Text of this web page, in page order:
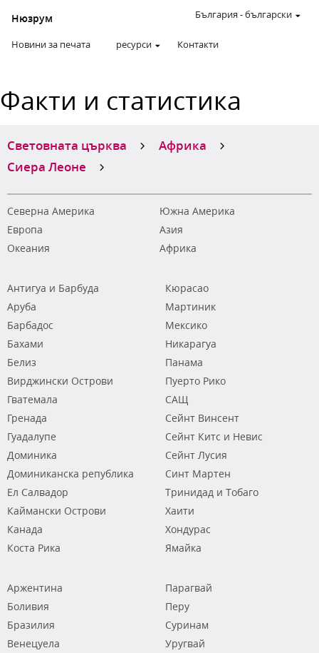
Нюзрум
Новини за печата ресурси Контакти
България -български
Факти и статистика
Световната църква
Африка
Сиера Леоне
Северна Америка
Южна Америка
Европа
Азия
Океания
Африка
Антигуа и Барбуда
Аруба
Барбадос
Бахами
Белиз
Вирджински Острови
Гватемала
Гренада
Гуадалупе
Доминика
Доминиканска република
Ел Салвадор
Каймански Острови
Канада
Коста Рика
Кюрасао
Мартиник
Мексико
Никарагуа
Панама
Пуерто Рико
САЩ
Сейнт Винсент
Сейнт Китс и Невис
Сейнт Лусия
Синт Мартен
Тринидад и Тобаго
Хаити
Хондурас
Ямайка
Аржентина
Боливия
Бразилия
Венецуела
Парагвай
Перу
Суринам
Уругвай